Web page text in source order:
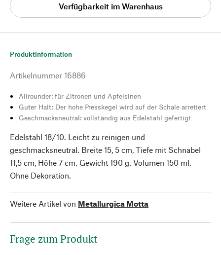
Verfügbarkeit im Warenhaus
Produktinformation
Artikelnummer 16886
Allrounder: für Zitronen und Apfelsinen
Guter Halt: Der hohe Presskegel wird auf der Schale arretiert
Geschmacksneutral: vollständig aus Edelstahl gefertigt
Edelstahl 18/10. Leicht zu reinigen und
geschmacksneutral. Breite 15, 5 cm, Tiefe mit Schnabel
11,5 cm, Höhe 7 cm. Gewicht 190 g. Volumen 150 ml.
Ohne Dekoration.
Weitere Artikel von Metallurgica Motta
Frage zum Produkt